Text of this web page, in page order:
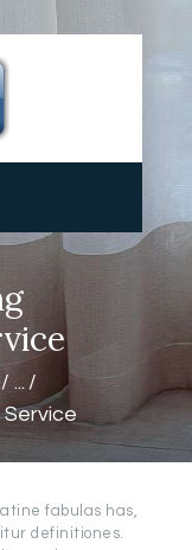
...
fabulas has,
definitiones.